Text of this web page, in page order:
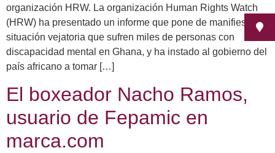
organización HRW. La organización Human Rights Watch
(HRW) ha presentado un informe que pone de manifiesto la
situación vejatoria que sufren miles de personas con
discapacidad mental en Ghana, y ha instado al gobierno del
país africano a tomar […]
El boxeador Nacho Ramos,
usuario de Fepamic en
marca.com